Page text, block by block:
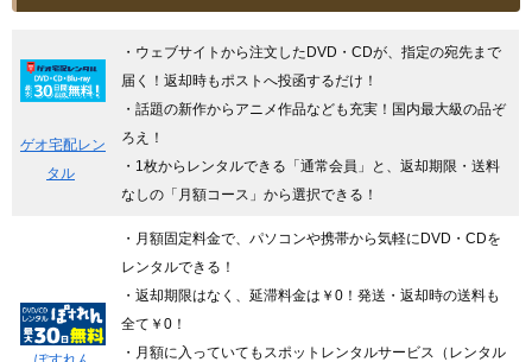
ゲオ宅配レン
タル
・ウェブサイトから注文したDVD・CDが、指定の宛先まで
届く！返却時もポストへ投函するだけ！
・話題の新作からアニメ作品なども充実！国内最大級の品ぞ
ろえ！
・1枚からレンタルできる「通常会員」と、返却期限・送料
なしの「月額コース」から選択できる！
・月額固定料金で、パソコンや携帯から気軽にDVD・CDを
レンタルできる！
・返却期限はなく、延滞料金は￥0！発送・返却時の送料も
全て￥0！
・月額に入っていてもスポットレンタルサービス（レンタル